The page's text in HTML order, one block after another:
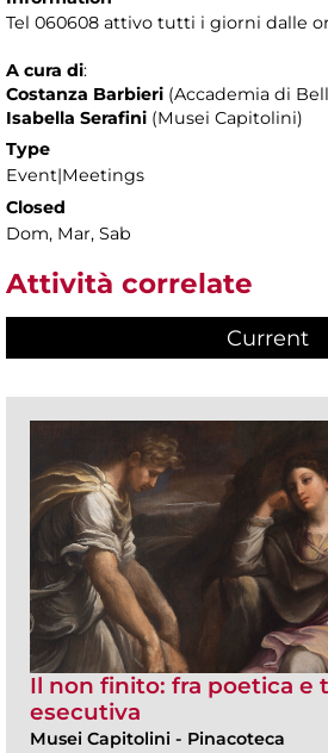
Tel 060608 attivo tutti i giorni dalle
A cura di:
Costanza Barbieri (Accademia di
Isabella Serafini (Musei Capitolini)
Type
Event|Meetings
Closed
Dom, Mar, Sab
Attività correlate
Current
Il non finito: fra poetica e
esecutiva
Musei Capitolini - Pinacoteca